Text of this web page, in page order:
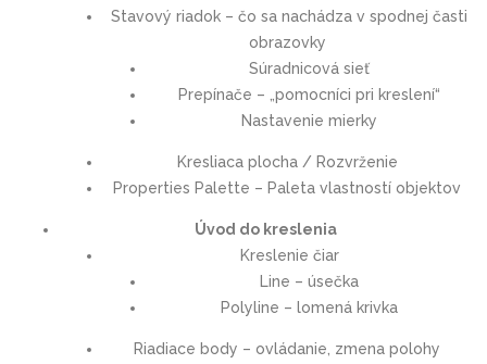
Stavový riadok – čo sa nachádza v spodnej časti
obrazovky
Súradnicová sieť
Prepínače – „pomocníci pri kreslení“
Nastavenie mierky
Kresliaca plocha / Rozvrženie
Properties Palette – Paleta vlastností objektov
Úvod do kreslenia
Kreslenie čiar
Line – úsečka
Polyline – lomená krivka
Riadiace body – ovládanie, zmena polohy